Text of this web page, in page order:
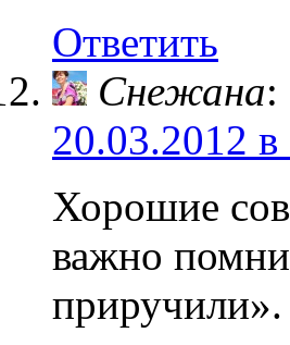
Ответить
Снежана:
20.03.2012
Хорошие
важно
приручили».